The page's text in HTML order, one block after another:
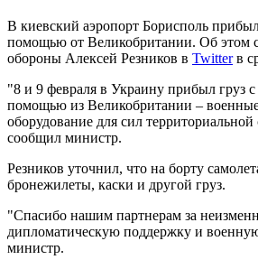
В киевский аэропорт Борисполь
помощью от Великобритании. Об этом
обороны Алексей Резников в Twitterв
"8 и 9 февраля в Украину прибыл груз
помощью из Великобритании –
оборудование для сил
сообщил министр.
Резников уточнил, что на борту
бронежилеты, каски и другой груз.
"Спасибо нашим партнерам за
дипломатическую поддержку и
министр.